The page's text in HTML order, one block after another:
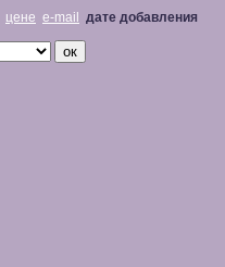
цене e-mail дате добавления